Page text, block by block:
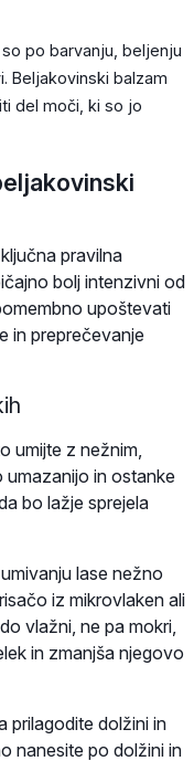
po barvanju, beljenju
Beljakovinski balzam
del moči, ki so jo
pravilna
bolj intenzivni od
upoštevati
in preprečevanje
umijte z nežnim,
in ostanke
bo lažje sprejela
lase nežno
iz mikrovlaken ali
vlažni, ne pa mokri,
in zmanjša njegovo
prilagodite dolžini in
nanesite po dolžini in